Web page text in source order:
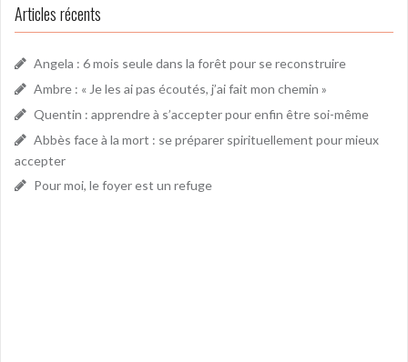
Articles récents
Angela : 6 mois seule dans la forêt pour se reconstruire
Ambre : « Je les ai pas écoutés, j’ai fait mon chemin »
Quentin : apprendre à s’accepter pour enfin être soi-même
Abbès face à la mort : se préparer spirituellement pour mieux
accepter
Pour moi, le foyer est un refuge